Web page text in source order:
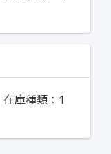
在庫種類： 1